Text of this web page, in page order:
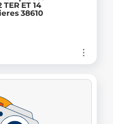
TER ET 14
38610